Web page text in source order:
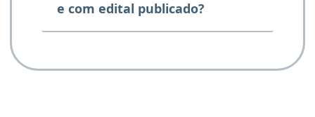
e com edital publicado?